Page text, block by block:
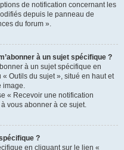
de notification concernant les
depuis le panneau de
du forum ».
à un sujet spécifique ?
à un sujet spécifique en
Outils du sujet », situé en haut et
image.
« Recevoir une notification
vous abonner à ce sujet.
?
en cliquant sur le lien «